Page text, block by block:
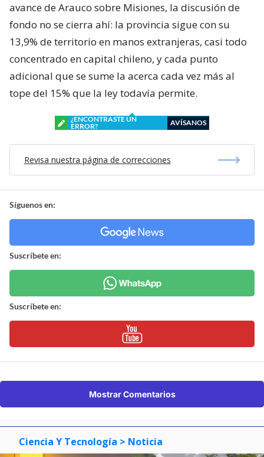
avance de Arauco sobre Misiones, la discusión de
fondo no se cierra ahí: la provincia sigue con su
13,9% de territorio en manos extranjeras, casi todo
concentrado en capital chileno, y cada punto
adicional que se sume la acerca cada vez más al
tope del 15% que la ley todavía permite.
¿ENCONTRASTE UN
ERROR?
AVÍSANOS
Revisa nuestra página de correcciones
Síguenos en:
Suscríbete en:
Suscríbete en:
Mostrar Comentarios
Ciencia Y Tecnología > Noticia